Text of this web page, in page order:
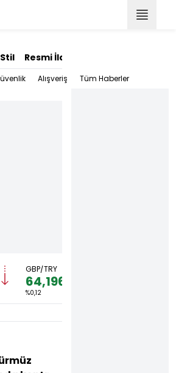
Stil Resmi İlanlar
Alışveriş Tüm Haberler
GBP/TRY
64,1968
%0,12